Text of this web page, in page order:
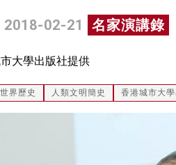
2018-02-21 名家演講錄
大學出版社提供
世界歷史 人類文明簡史 香港城市大